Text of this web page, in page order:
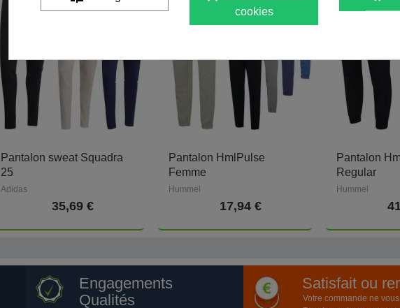
Pantalon sweat Squadra
25
Adidas
35,69 €
Pantalon HmlPulse
Femme
Hummel
17,94 €
Pantalon
Regular
Hummel
Engagements
Qualités
Satisfait ou
Votre commande ne
cookies